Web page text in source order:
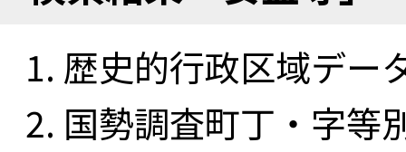
歴史的行政区域デー
国勢調査町丁・字等